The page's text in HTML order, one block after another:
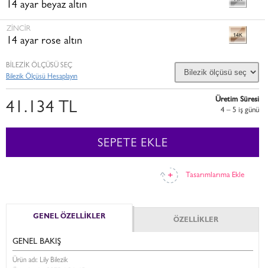
14 ayar beyaz altın
ZINCIR
14 ayar rose altın
Tasarımlarıma Ekle
BİLEZİK ÖLÇÜSÜ SEÇ
Bilezik Ölçüsü Hesaplayın
41.134 TL
Üretim Süresi
4 – 5 i̇ş günü
SEPETE EKLE
GENEL ÖZELLİKLER ÖZELLİKLER
GENEL BAKIŞ
Ürün adı: Lily Bilezik